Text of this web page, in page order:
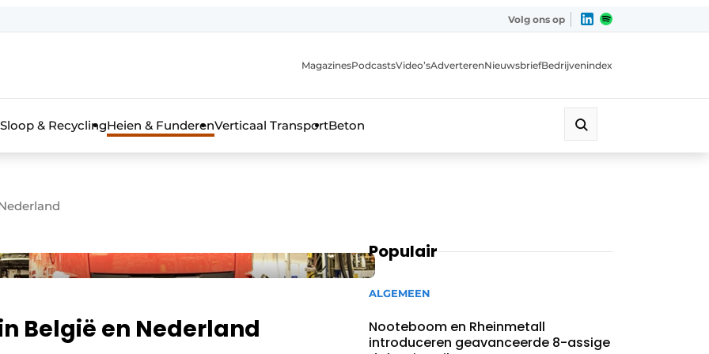
de aanmelding
voor de aanmelding FR
& bouwmachines
Volg ons op
MagazinesPodcastsVideo’sAdverterenNieuwsbriefBedrijvenindex
Sloop & RecyclingHeien & FunderenVerticaal TransportBeton
België en Nederland
Populair
ALGEMEEN
Nooteboom en Rheinmetall
introduceren geavanceerde 8-assige